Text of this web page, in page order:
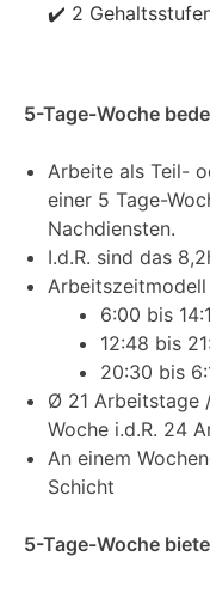
✔️ 2
5-Tage-Woche
Arbeite als Teil-
einer 5 Tage-
Nachdiensten.
I.d.R. sind das
Arbeitszeitmodell
6:00 bis
12:48 bis
20:30 bis
Ø 21 Arbeitstage
Woche i.d.R. 24
An einem
Schicht
5-Tage-Woche